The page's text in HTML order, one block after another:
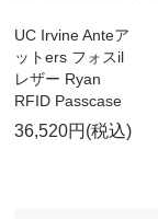
UC Irvine Anteア
ットers フォスil
レザー Ryan
RFID Passcase
36,520円(税込)